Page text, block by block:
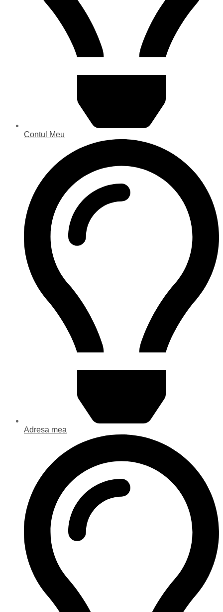
Contul Meu
Adresa mea